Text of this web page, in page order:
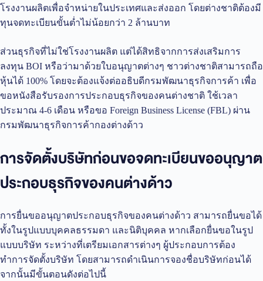
โรงงานผลิตเพื่อจำหน่ายในประเทศและส่งออก โดยต่างชาติต้องมี
ทุนจดทะเบียนขั้นต่ำไม่น้อยกว่า 2 ล้านบาท
ส่วนธุรกิจที่ไม่ใช่โรงงานผลิต แต่ได้สิทธิจากการส่งเสริมการ
ลงทุน BOI หรือว่ามาด้วยใบอนุญาตต่างๆ ชาวต่างชาติสามารถถือ
หุ้นได้ 100% โดยจะต้องแจ้งต่ออธิบดีกรมพัฒนาธุรกิจการค้า เพื่อ
ขอหนังสือรับรองการประกอบธุรกิจของคนต่างชาติ ใช้เวลา
ประมาณ 4-6 เดือน หรือขอ Foreign Business License (FBL) ผ่าน
กรมพัฒนาธุรกิจการค้ากองต่างด้าว
การจัดตั้งบริษัทก่อนขอจดทะเบียนขออนุญาต
ประกอบธุรกิจของคนต่างด้าว
การยื่นขออนุญาตประกอบธุรกิจของคนต่างด้าว สามารถยื่นขอได้
ทั้งในรูปแบบบุคคลธรรมดา และนิติบุคคล หากเลือกยื่นขอในรูป
แบบบริษัท ระหว่างที่เตรียมเอกสารต่างๆ ผู้ประกอบการต้อง
ทำการจัดตั้งบริษัท โดยสามารถดำเนินการจองชื่อบริษัทก่อนได้
จากนั้นมีขั้นตอนดังต่อไปนี้